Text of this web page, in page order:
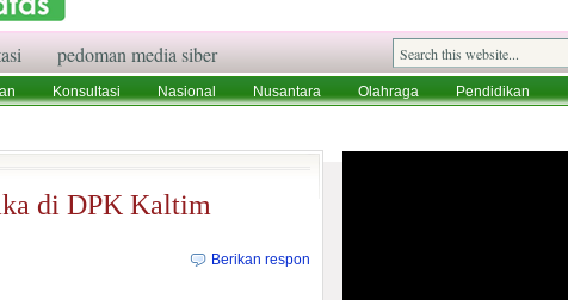
pedoman media siber
Konsultasi Nasional Nusantara Olahraga Pendidikan
di DPK Kaltim
Berikan respon